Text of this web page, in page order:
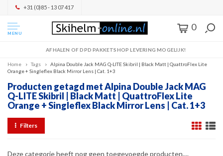
+31 (0)85 - 13 07 417
MENU
0
AFHALEN OF DPD PAKKETSHOP LEVERING MOGELIJK!
Home Tags
Alpina Double Jack MAG Q-LITE Skibril | Black Matt | QuattroFlex Lite
Orange + Singleflex Black Mirror Lens | Cat. 1+3
Producten getagd met Alpina Double Jack MAG
Q-LITE Skibril | Black Matt | QuattroFlex Lite
Orange + Singleflex Black Mirror Lens | Cat. 1+3
Filters
Deze categorie heeft nog geen toegevoegde producten....